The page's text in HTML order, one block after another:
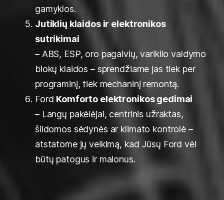
gamyklos.
Jutiklių klaidos ir elektronikos
sutrikimai
– ABS, ESP, oro pagalvių, variklio valdymo
blokų klaidos – sprendžiame jas tiek per
programinį, tiek mechaninį remontą.
Ford Komforto elektronikos gedimai
– Langų pakėlėjai, centrinis užraktas,
šildomos sėdynės ar klimato kontrolė –
atstatome jų veikimą, kad Jūsų Ford vėl
būtų patogus ir malonus.